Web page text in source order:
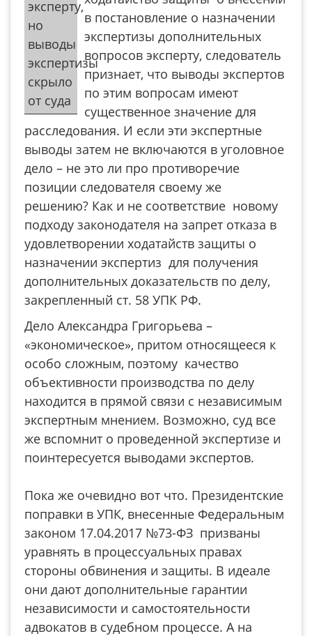
эксперту,
но
выводы
экспертизы
скрыло
от суда
в постановление о назначении
экспертизы дополнительных
вопросов эксперту, следователь
признает, что выводы экспертов
по этим вопросам имеют
существенное значение для
расследования. И если эти экспертные
выводы затем не включаются в уголовное
дело – не это ли про противоречие
позиции следователя своему же
решению? Как и не соответствие новому
подходу законодателя на запрет отказа в
удовлетворении ходатайств защиты о
назначении экспертиз для получения
дополнительных доказательств по делу,
закрепленный ст. 58 УПК РФ.
Дело Александра Григорьева –
«экономическое», притом относящееся к
особо сложным, поэтому качество
объективности производства по делу
находится в прямой связи с независимым
экспертным мнением. Возможно, суд все
же вспомнит о проведенной экспертизе и
поинтересуется выводами экспертов.
Пока же очевидно вот что. Президентские
поправки в УПК, внесенные Федеральным
законом 17.04.2017 №73-ФЗ призваны
уравнять в процессуальных правах
стороны обвинения и защиты. В идеале
они дают дополнительные гарантии
независимости и самостоятельности
адвокатов в судебном процессе. А на